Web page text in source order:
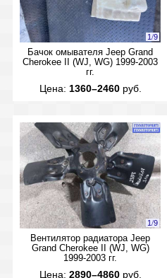
1/9
Бачок омывателя Jeep Grand
Cherokee II (WJ, WG) 1999-2003
гг.
Цена: 1360–2460руб.
1/9
Вентилятор радиатора Jeep
Grand Cherokee II (WJ, WG)
1999-2003 гг.
Цена: 2890–4860руб.